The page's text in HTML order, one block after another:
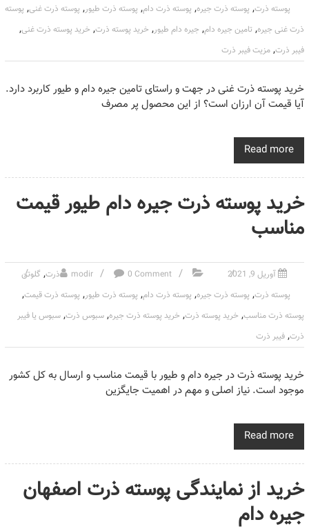
پوسته ذرت, پوسته ذرت جیره, پوسته ذرت دام, پوسته ذرت طیور, پوسته ذرت غنی, پوسته
ذرت غنی جیره, تامین جیره دام, جیره دام طیور, خرید پوسته ذرت, خرید پوسته ذرت غنی,
فیبر ذرت, مزیت فیبر ذرت
خرید پوسته ذرت غنی در جهت و راستای تامین جیره دام و طیور کاربرد دارد.
آیا قیمت آن ارزان است؟ از این محصول پر مصرف
Read more
خرید پوسته ذرت جیره دام طیور قیمت
مناسب
آوریل 9, 2021 modir 0 Comment ذرت, گلوتن
پوسته ذرت, پوسته ذرت جیره, پوسته ذرت دام, پوسته ذرت طیور, پوسته ذرت قیمت,
پوسته ذرت مناسب, خرید پوسته ذرت, خرید پوسته ذرت جیره, سبوس ذرت, سبوس یا فیبر
ذرت, فیبر ذرت
خرید پوسته ذرت در جیره دام و طیور با قیمت مناسب و ارسال به کل کشور
موجود است. نیاز اصلی و مهم در اهمیت جایگزین
Read more
خرید از نمایندگی پوسته ذرت اصفهان
جیره دام